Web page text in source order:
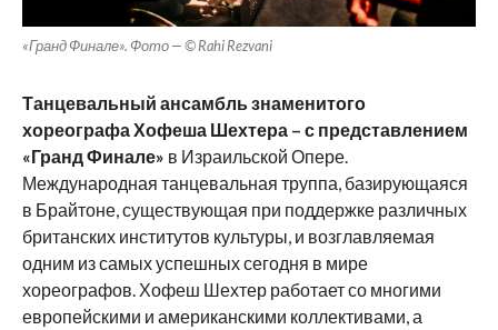
«Гранд Финале». Фото — © Rahi Rezvani
Танцевальный ансамбль знаменитого
хореографа Хофеша Шехтера – с представлением
«Гранд Финале» в Израильской Опере.
Международная танцевальная труппа, базирующаяся
в Брайтоне, существующая при поддержке различных
британских институтов культуры, и возглавляемая
одним из самых успешных сегодня в мире
хореографов. Хофеш Шехтер работает со многими
европейскими и американскими коллективами, а